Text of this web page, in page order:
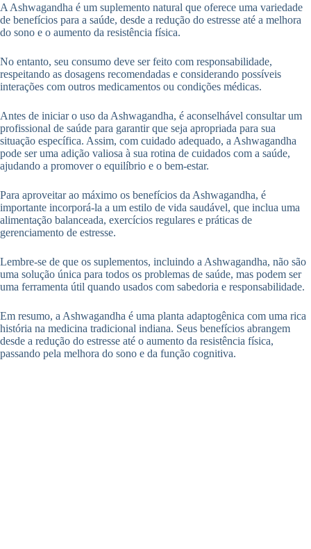
A Ashwagandha é um suplemento natural que oferece uma variedade
de benefícios para a saúde, desde a redução do estresse até a melhora
do sono e o aumento da resistência física.
No entanto, seu consumo deve ser feito com responsabilidade,
respeitando as dosagens recomendadas e considerando possíveis
interações com outros medicamentos ou condições médicas.
Antes de iniciar o uso da Ashwagandha, é aconselhável consultar um
profissional de saúde para garantir que seja apropriada para sua
situação específica. Assim, com cuidado adequado, a Ashwagandha
pode ser uma adição valiosa à sua rotina de cuidados com a saúde,
ajudando a promover o equilíbrio e o bem-estar.
Para aproveitar ao máximo os benefícios da Ashwagandha, é
importante incorporá-la a um estilo de vida saudável, que inclua uma
alimentação balanceada, exercícios regulares e práticas de
gerenciamento de estresse.
Lembre-se de que os suplementos, incluindo a Ashwagandha, não são
uma solução única para todos os problemas de saúde, mas podem ser
uma ferramenta útil quando usados com sabedoria e responsabilidade.
Em resumo, a Ashwagandha é uma planta adaptogênica com uma rica
história na medicina tradicional indiana. Seus benefícios abrangem
desde a redução do estresse até o aumento da resistência física,
passando pela melhora do sono e da função cognitiva.